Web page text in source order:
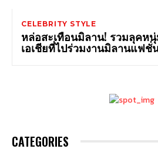
CELEBRITY STYLE
หล่อสะเทือนมิลาน! รวมลุคห
เอเชียที่ไปร่วมงานมิลานแฟชั่
CATEGORIES